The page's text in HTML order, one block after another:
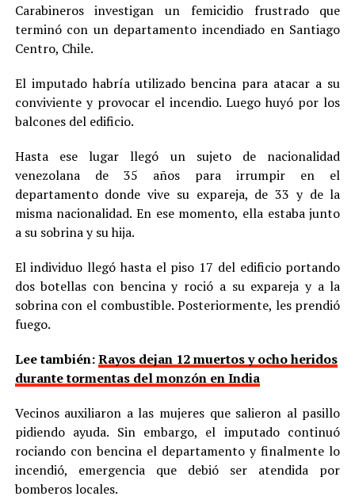
Carabineros investigan un femicidio frustrado que
terminó con un departamento incendiado en Santiago
Centro, Chile.
El imputado habría utilizado bencina para atacar a su
conviviente y provocar el incendio. Luego huyó por los
balcones del edificio.
Hasta ese lugar llegó un sujeto de nacionalidad
venezolana de 35 años para irrumpir en el
departamento donde vive su expareja, de 33 y de la
misma nacionalidad. En ese momento, ella estaba junto
a su sobrina y su hija.
El individuo llegó hasta el piso 17 del edificio portando
dos botellas con bencina y roció a su expareja y a la
sobrina con el combustible. Posteriormente, les prendió
fuego.
Lee también:Rayos dejan 12 muertos y ocho heridos
durante tormentas del monzón en India
Vecinos auxiliaron a las mujeres que salieron al pasillo
pidiendo ayuda. Sin embargo, el imputado continuó
rociando con bencina el departamento y finalmente lo
incendió, emergencia que debió ser atendida por
bomberos locales.